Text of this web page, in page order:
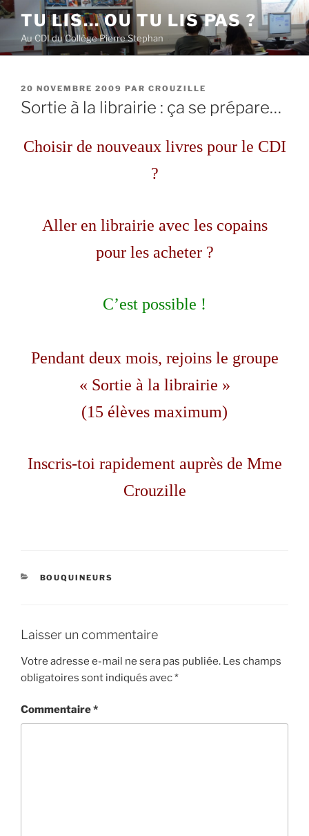
Aller
contenu
principal
TU LIS… OU TU LIS PAS ?
Au CDI du Collège Pierre Stephan
PUBLIÉ
LE
20 NOVEMBRE 2009 PAR CROUZILLE
Sortie à la librairie : ça se prépare…
Choisir de nouveaux livres pour le CDI
?
Aller en librairie avec les copains
pour les acheter ?
C’est possible !
Pendant deux mois, rejoins le groupe
« Sortie à la librairie »
(15 élèves maximum)
Inscris-toi rapidement auprès de Mme
Crouzille
CATÉGORIES
BOUQUINEURS
Laisser un commentaire
Votre adresse e-mail ne sera pas publiée. Les champs
obligatoires sont indiqués avec*
Commentaire*